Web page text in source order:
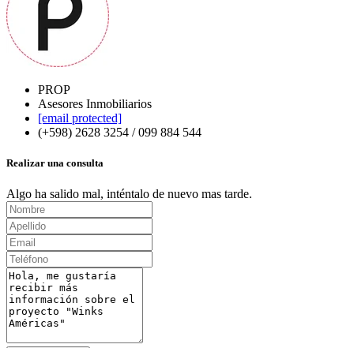
PROP
Asesores Inmobiliarios
[email protected]
(+598) 2628 3254 / 099 884 544
Realizar una consulta
Algo ha salido mal, inténtalo de nuevo mas tarde.